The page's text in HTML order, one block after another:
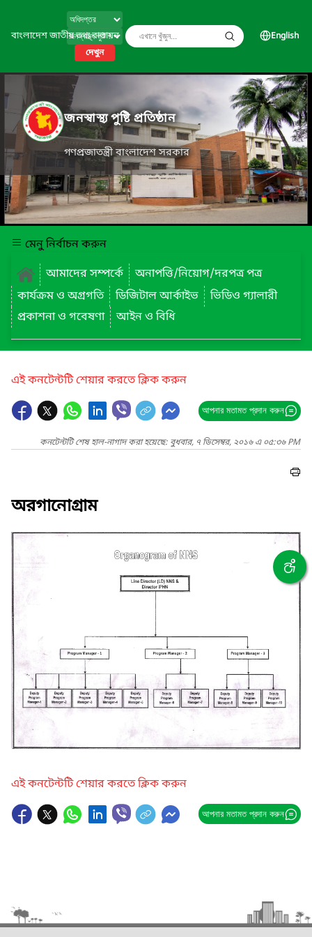
বাংলাদেশ জাতীয় তথ্য বাতায়ন
দেখুন
English
জনস্বাস্থ্য পুষ্টি প্রতিষ্ঠান
গণপ্রজাতন্ত্রী বাংলাদেশ সরকার
মেনু নির্বাচন করুন
আমাদের সম্পর্কে
অনাপত্তি/নিয়োগ/দরপত্র পত্র
কার্যক্রম ও অগ্রগতি
ডিজিটাল আর্কাইভ
ভিডিও গ্যালারী
প্রকাশনা ও গবেষণা
আইন ও বিধি
এই কনটেন্টটি শেয়ার করতে ক্লিক করুন
আপনার মতামত প্রদান করুন
কনটেন্টটি শেষ হাল-নাগাদ করা হয়েছে: বুধবার, ৭ ডিসেম্বর, ২০১৬ এ ০৫:৩৬ PM
অরগানোগ্রাম
এই কনটেন্টটি শেয়ার করতে ক্লিক করুন
আপনার মতামত প্রদান করুন